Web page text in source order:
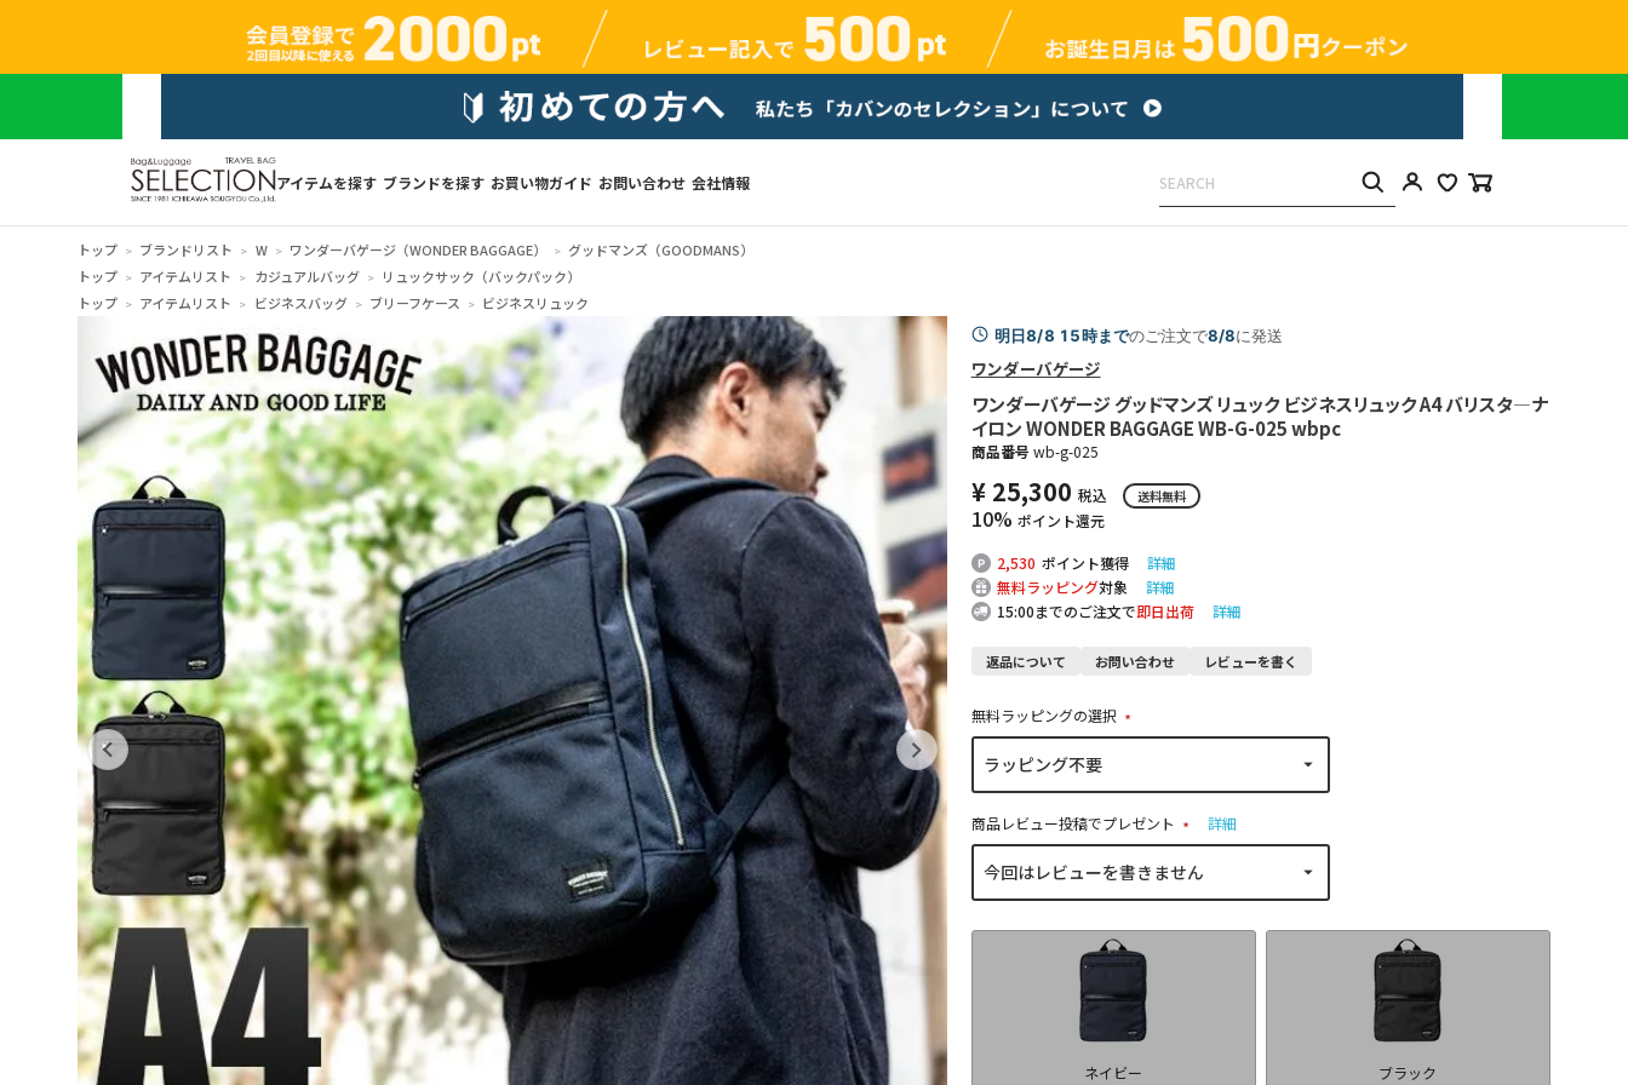
アイテムを探す ブランドを探す お買い物ガイド お問い合わせ 会社情報
トップ ブランドリスト W ワンダーバゲージ（WONDER BAGGAGE）
グッドマンズ（GOODMANS）
トップ
アイテムリスト カジュアルバッグ
リュックサック（バックパック）
トップ
アイテムリスト ビジネスバッグ ブリーフケース
ビジネスリュック
明日8/8 15時までのご注文で8/8に発送
ワンダーバゲージ
ワンダーバゲージ グッドマンズ リュック ビジネスリュック A4 バリスタ―ナ
イロン WONDER BAGGAGE WB-G-025 wbpc
商品番号 wb-g-025
¥ 25,300 税込 送料無料
10% ポイント還元
2,530 ポイント獲得
詳細
無料ラッピング対象
詳細
15:00までのご注文で即日出荷 詳細
返品について お問い合わせ レビューを書く
無料ラッピングの選択
(
)
商品レビュー投稿でプレゼント
(
必
)
詳細
ネイビー ブラック